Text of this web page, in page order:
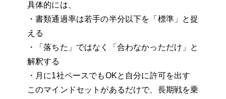
具体的には、
・書類通過率は若手の半分以下を「標準」と捉
える
・「落ちた」ではなく「合わなかっただけ」と
解釈する
・月に1社ペースでもOKと自分に許可を出す
このマインドセットがあるだけで、長期戦を乗